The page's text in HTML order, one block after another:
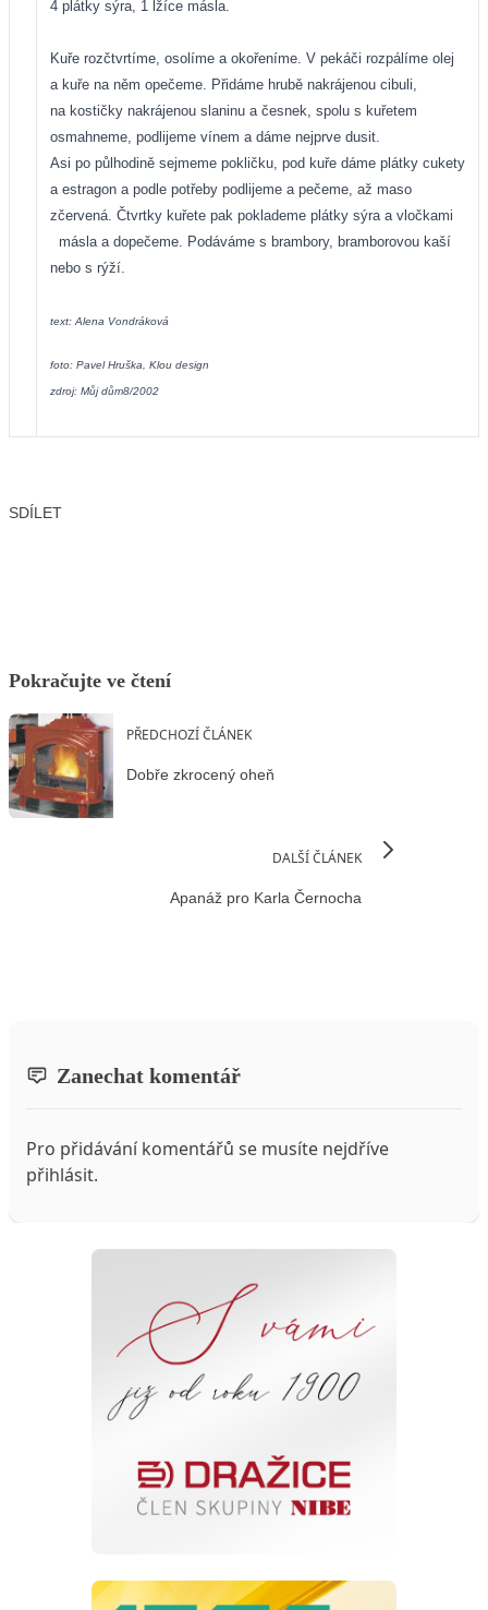
4 plátky sýra, 1 lžíce másla.
Kuře rozčtvrtíme, osolíme a okořeníme. V pekáči rozpálíme olej
a kuře na něm opečeme. Přidáme hrubě nakrájenou cibuli,
na kostičky nakrájenou slaninu a česnek, spolu s kuřetem
osmahneme, podlijeme vínem a dáme nejprve dusit.
Asi po půlhodině sejmeme pokličku, pod kuře dáme plátky cukety
a estragon a podle potřeby podlijeme a pečeme, až maso
zčervená. Čtvrtky kuřete pak poklademe plátky sýra a vločkami
másla a dopečeme. Podáváme s brambory, bramborovou kaší
nebo s rýží.
text: Alena Vondráková
foto: Pavel Hruška, Klou design
zdroj: Můj dům8/2002
SDÍLET
Pokračujte ve čtení
PŘEDCHOZÍ ČLÁNEK
Dobře zkrocený oheň
DALŠÍ ČLÁNEK
Apanáž pro Karla Černocha
Zanechat komentář
Pro přidávání komentářů se musíte nejdříve
přihlásit.